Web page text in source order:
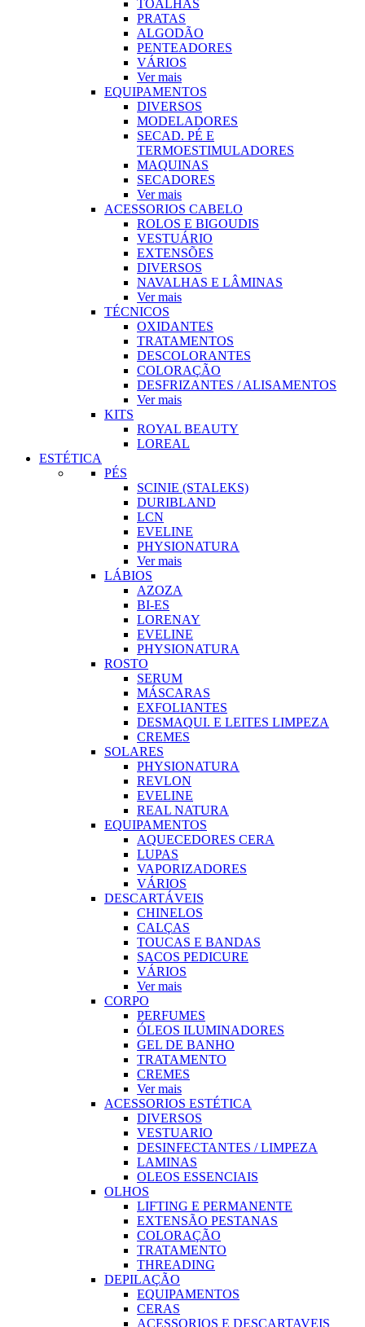
TOALHAS
PRATAS
ALGODÃO
PENTEADORES
VÁRIOS
Ver mais
EQUIPAMENTOS
DIVERSOS
MODELADORES
SECAD. PÉ E
TERMOESTIMULADORES
MAQUINAS
SECADORES
Ver mais
ACESSORIOS CABELO
ROLOS E BIGOUDIS
VESTUÁRIO
EXTENSÕES
DIVERSOS
NAVALHAS E LÂMINAS
Ver mais
TÉCNICOS
OXIDANTES
TRATAMENTOS
DESCOLORANTES
COLORAÇÃO
DESFRIZANTES / ALISAMENTOS
Ver mais
KITS
ROYAL BEAUTY
LOREAL
ESTÉTICA
PÉS
SCINIE (STALEKS)
DURIBLAND
LCN
EVELINE
PHYSIONATURA
Ver mais
LÁBIOS
AZOZA
BI-ES
LORENAY
EVELINE
PHYSIONATURA
ROSTO
SERUM
MÁSCARAS
EXFOLIANTES
DESMAQUI. E LEITES LIMPEZA
CREMES
SOLARES
PHYSIONATURA
REVLON
EVELINE
REAL NATURA
EQUIPAMENTOS
AQUECEDORES CERA
LUPAS
VAPORIZADORES
VÁRIOS
DESCARTÁVEIS
CHINELOS
CALÇAS
TOUCAS E BANDAS
SACOS PEDICURE
VÁRIOS
Ver mais
CORPO
PERFUMES
ÓLEOS ILUMINADORES
GEL DE BANHO
TRATAMENTO
CREMES
Ver mais
ACESSORIOS ESTÉTICA
DIVERSOS
VESTUARIO
DESINFECTANTES / LIMPEZA
LAMINAS
OLEOS ESSENCIAIS
OLHOS
LIFTING E PERMANENTE
EXTENSÃO PESTANAS
COLORAÇÃO
TRATAMENTO
THREADING
DEPILAÇÃO
EQUIPAMENTOS
CERAS
ACESSORIOS E DESCARTAVEIS